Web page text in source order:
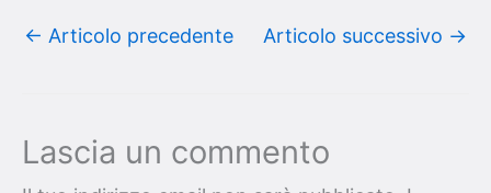
← Articolo precedente Articolo successivo →
Lascia un commento